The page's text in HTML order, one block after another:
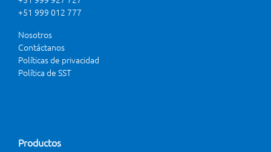
+51 999 012 777
Nosotros
Contáctanos
Políticas de privacidad
Política de SST
Productos